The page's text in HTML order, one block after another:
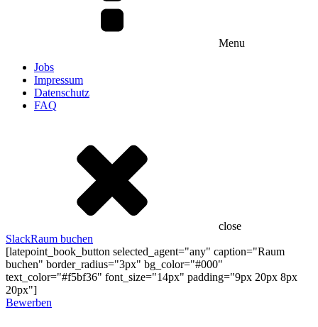
Menu
Jobs
Impressum
Datenschutz
FAQ
close
SlackRaum buchen
[latepoint_book_button selected_agent="any" caption="Raum
buchen" border_radius="3px" bg_color="#000"
text_color="#f5bf36" font_size="14px" padding="9px 20px 8px
20px"]
Bewerben